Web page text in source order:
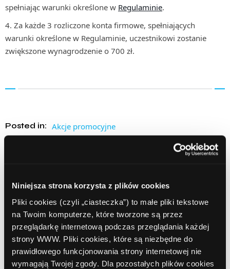
Niniejsza strona korzysta z plików cookies
Pliki cookies (czyli „ciasteczka”) to małe pliki tekstowe
na Twoim komputerze, które tworzone są przez
przeglądarkę internetową podczas przeglądania każdej
strony WWW. Pliki cookies, które są niezbędne do
prawidłowego funkcjonowania strony internetowej nie
wymagają Twojej zgody. Dla pozostałych plików cookies
spełniając warunki określone w Regulaminie.
Za każde 3 rozliczone konta firmowe, spełniających
warunki określone w Regulaminie, uczestnikowi zostanie
zwiększone wynagrodzenie o 700 zł.
Posted in: Akcje promocyjne
erste bank polska
program partnerski
sieć afiliacyjna
Udostępnij: